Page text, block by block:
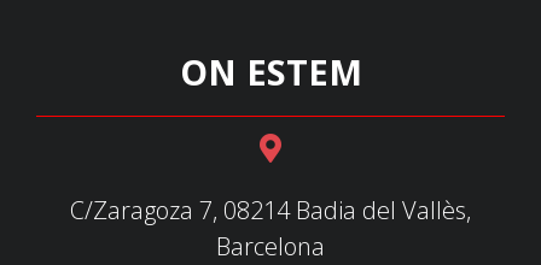
ON ESTEM
C/Zaragoza 7, 08214 Badia del Vallès,
Barcelona